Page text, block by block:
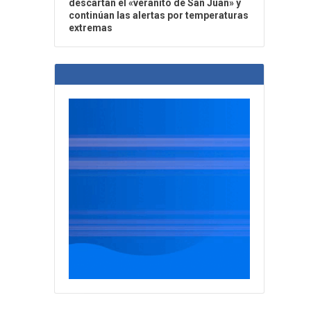
descartan el «veranito de San Juan» y
continúan las alertas por temperaturas
extremas